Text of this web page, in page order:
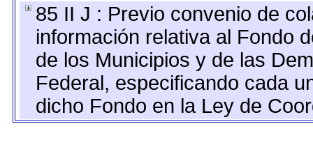
85 II J : Previo convenio de
información relativa al Fondo
de los Municipios y de las
Federal, especificando cada
dicho Fondo en la Ley de